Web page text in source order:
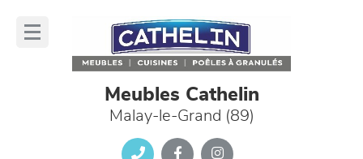
Meubles Cathelin
Malay-le-Grand (89)